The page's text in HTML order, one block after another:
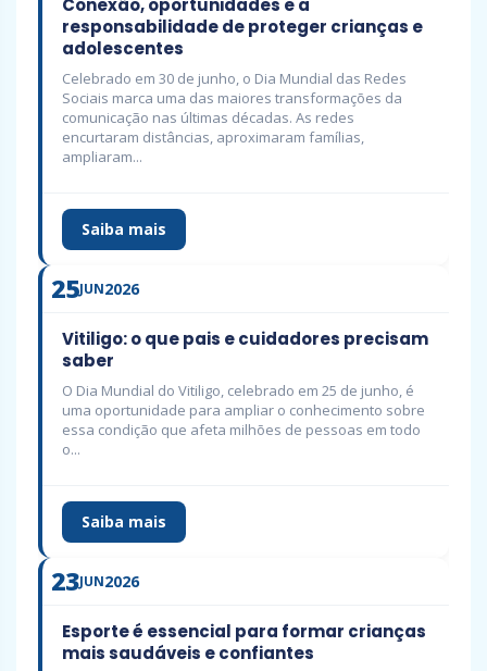
Conexão, oportunidades e a
responsabilidade de proteger crianças e
adolescentes
Celebrado em 30 de junho, o Dia Mundial das Redes
Sociais marca uma das maiores transformações da
comunicação nas últimas décadas. As redes
encurtaram distâncias, aproximaram famílias,
ampliaram...
Saiba mais
25JUN2026
Vitiligo: o que pais e cuidadores precisam
saber
O Dia Mundial do Vitiligo, celebrado em 25 de junho, é
uma oportunidade para ampliar o conhecimento sobre
essa condição que afeta milhões de pessoas em todo
o...
Saiba mais
23JUN2026
Esporte é essencial para formar crianças
mais saudáveis e confiantes